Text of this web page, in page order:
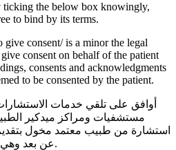
ticking the below box knowingly,
to bind by its terms.
give consent/ is a minor the legal
consent on behalf of the patient
consents and acknowledgments
to be consented by the patient.
أوافق على تلقي خدمات
مستشفيات ومراكز ميدكير
استشارة من طبيب معتمد مخول
عن بعد وهي مكالمة محادثة فيديو تفاعلية.